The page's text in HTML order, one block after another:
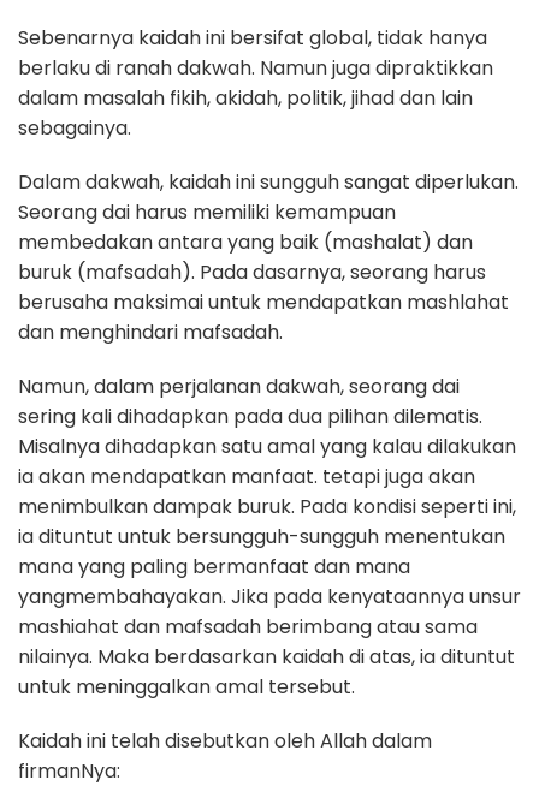
Sebenarnya kaidah ini bersifat global, tidak hanya
berlaku di ranah dakwah. Namun juga dipraktikkan
dalam masalah fikih, akidah, politik, jihad dan lain
sebagainya.
Dalam dakwah, kaidah ini sungguh sangat diperlukan.
Seorang dai harus memiliki kemampuan
membedakan antara yang baik (mashalat) dan
buruk (mafsadah). Pada dasarnya, seorang harus
berusaha maksimai untuk mendapatkan mashlahat
dan menghindari mafsadah.
Namun, dalam perjalanan dakwah, seorang dai
sering kali dihadapkan pada dua pilihan dilematis.
Misalnya dihadapkan satu amal yang kalau dilakukan
ia akan mendapatkan manfaat. tetapi juga akan
menimbulkan dampak buruk. Pada kondisi seperti ini,
ia dituntut untuk bersungguh-sungguh menentukan
mana yang paling bermanfaat dan mana
yangmembahayakan. Jika pada kenyataannya unsur
mashiahat dan mafsadah berimbang atau sama
nilainya. Maka berdasarkan kaidah di atas, ia dituntut
untuk meninggalkan amal tersebut.
Kaidah ini telah disebutkan oleh Allah dalam
firmanNya: